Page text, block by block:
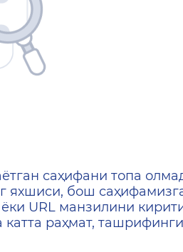
не найдена
саҳифани топа
яхшиси, бош
URL манзилини
катта раҳмат,